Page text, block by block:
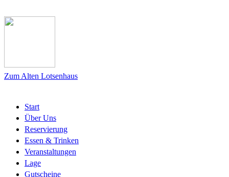
Zum Alten Lotsenhaus
Start
Über Uns
Reservierung
Essen & Trinken
Veranstaltungen
Lage
Gutscheine